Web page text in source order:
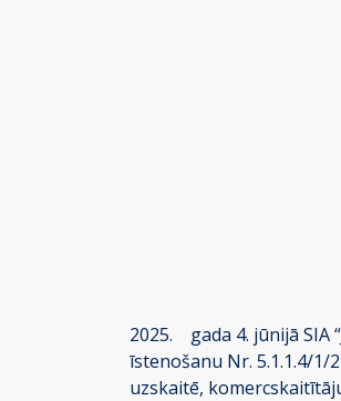
2025. gada 4. jūnijā SIA
īstenošanu Nr. 5.1.1.4/1/
uzskaitē,